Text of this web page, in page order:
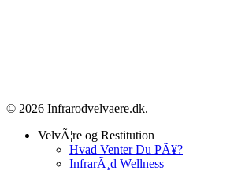
© 2026 Infrarodvelvaere.dk.
Close
VelvÃ¦re og Restitution
Hvad Venter Du PÃ¥?
InfrarÃ¸d Wellness